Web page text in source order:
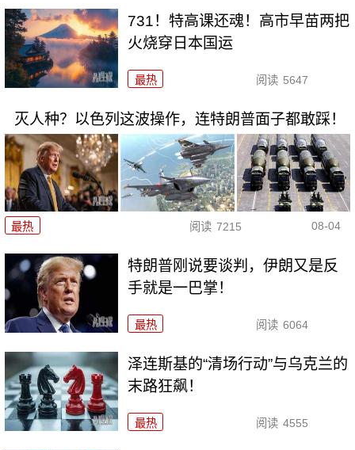
731！特高课还魂！高市早苗两把
火烧穿日本国运
最热 阅读 5647
灭人种？以色列这波操作，连特朗普面子都敢踩！
最热 阅读 7215 08-04
特朗普刚说要谈判，伊朗又是反
手就是一巴掌！
最热 阅读 6064
泽连斯基的“清场行动”与乌克兰的
末路狂飙！
最热 阅读 4555